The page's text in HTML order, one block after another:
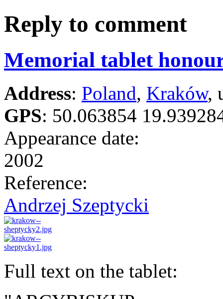
Reply to comment
Memorial tablet
Address: Poland, Kraków,
GPS: 50.063854
Appearance date:
2002
Reference:
Andrzej Szeptycki
Full text on the tablet: